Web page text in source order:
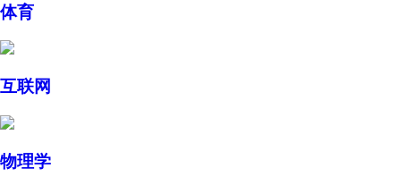
体育
互联网
物理学